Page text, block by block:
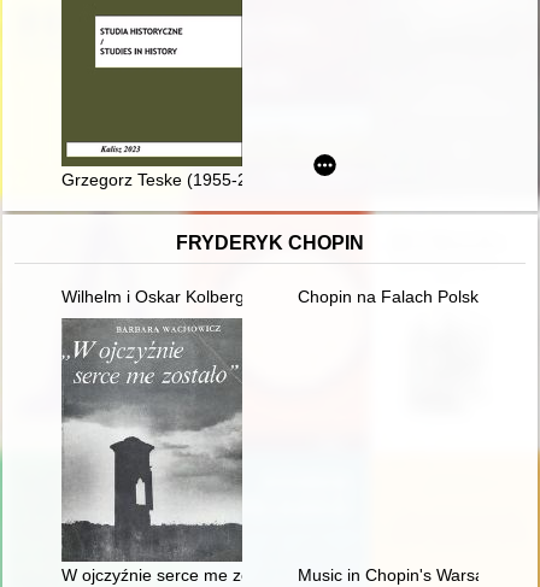
Grzegorz Teske (1955-2021)
FRYDERYK CHOPIN
Wilhelm i Oskar Kolbergowie - zarys życia i przyjaźni z
Chopin na Falach Polskiego
W ojczyźnie serce me zostało". Szlakiem Mickiewicza,
Music in Chopin's Warsaw